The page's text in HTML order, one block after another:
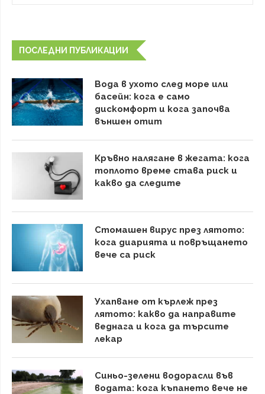
ПОСЛЕДНИ ПУБЛИКАЦИИ
Вода в ухото след море или
басейн: кога е само
дискомфорт и кога започва
външен отит
Кръвно налягане в жегата: кога
топлото време става риск и
какво да следите
Стомашен вирус през лятото:
кога диарията и повръщането
вече са риск
Ухапване от кърлеж през
лятото: какво да направите
веднага и кога да търсите
лекар
Синьо-зелени водорасли във
водата: кога къпането вече не